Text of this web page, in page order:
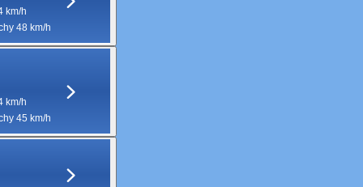
km/h
48 km/h
km/h
45 km/h